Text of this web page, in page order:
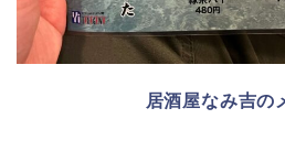
居酒屋なみ吉の